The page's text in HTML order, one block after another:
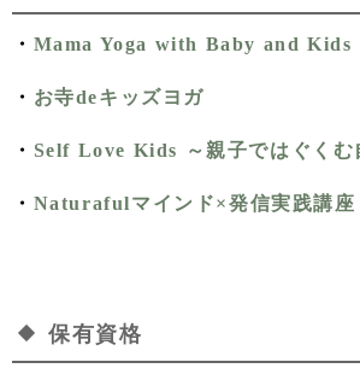
・ Mama Yoga with Baby and Kids
・ お寺deキッズヨガ
・ Self Love Kids ～親子ではぐくむ
・ Naturafulマインド×発信実践講座
保有資格